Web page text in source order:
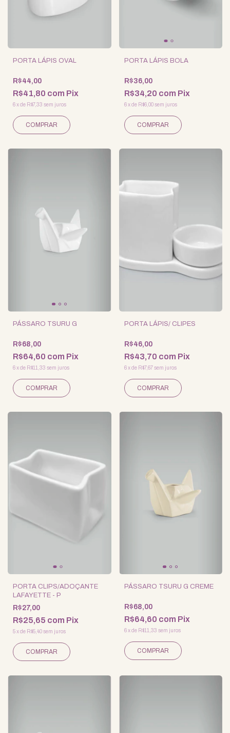
PORTA LÁPIS OVAL
R$44,00
R$41,80 com Pix
6xde R$7,33 sem juros
PORTA LÁPIS BOLA
R$36,00
R$34,20 com Pix
6 xde R$6,00 sem juros
PÁSSARO TSURU G
R$68,00
R$64,60 com Pix
6xde R$11,33 sem juros
PORTA LÁPIS/ CLIPES
R$46,00
R$43,70 com Pix
6 xde R$7,67 sem juros
PORTA CLIPS/ADOÇANTE
LAFAYETTE - P
R$27,00
R$25,65 com Pix
5xde R$5,40sem juros
PÁSSARO TSURU G CREME
R$68,00
R$64,60 com Pix
6 xde R$11,33 sem juros